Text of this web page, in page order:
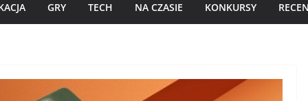
GRY TECH NA CZASIE KONKURSY